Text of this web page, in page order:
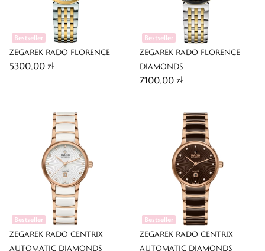
Bestseller
ZEGAREK RADO FLORENCE
5300,00 zł
Bestseller
ZEGAREK RADO FLORENCE
DIAMONDS
7100,00 zł
Bestseller
ZEGAREK RADO CENTRIX
AUTOMATIC DIAMONDS
Bestseller
ZEGAREK RADO CENTRIX
AUTOMATIC DIAMONDS